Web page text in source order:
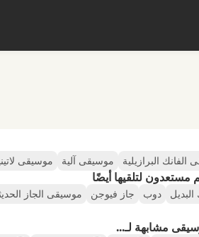
الفانك البرازيلية موسيقى آلية موسيقى
مستعدون لتلقيها أيضًا
دوب جاز فيوجن موسيقى الجاز
مشابهة لـ...